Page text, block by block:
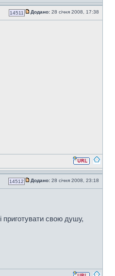
14511 Додано: 28 січня 2008, 17:38
14512 Додано: 28 січня 2008, 23:18
приготувати свою душу,